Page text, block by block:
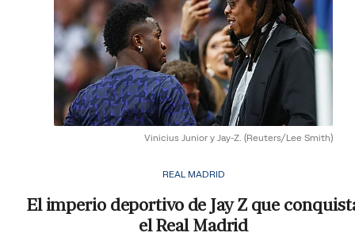
Vinicius Junior y Jay-Z. (Reuters/Lee Smith)
REAL MADRID
El imperio deportivo de Jay Z que
el Real Madrid